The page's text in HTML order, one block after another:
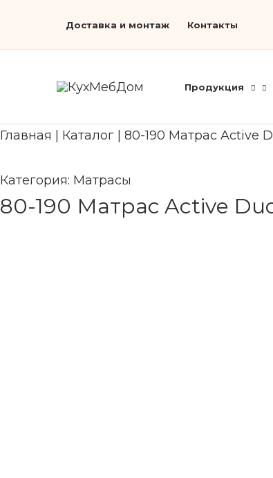
Доставка и монтаж Контакты
Продукция
Главная Каталог 80-190 Матрас Active
Категория: Матрасы
80-190 Матрас Active